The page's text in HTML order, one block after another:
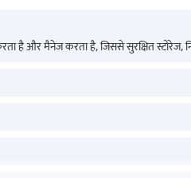
है और मैनेज करता है, जिससे सुरक्षित